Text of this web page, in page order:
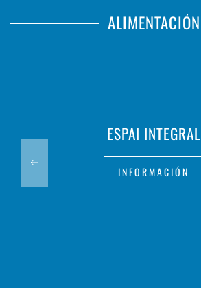
ALIMENTACIÓN
ESPAI INTEGRAL
INFORMACIÓN